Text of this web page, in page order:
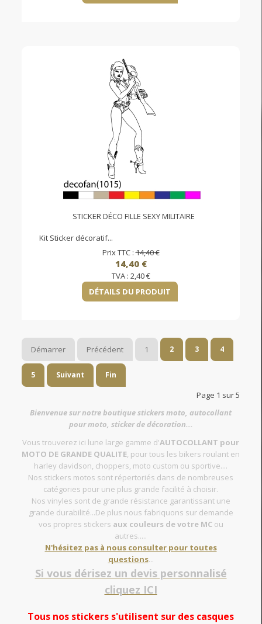
STICKER DÉCO FILLE SEXY MILITAIRE
Kit Sticker décoratif...
Prix TTC :14,40 €
14,40 €
TVA : 2,40 €
DÉTAILS DU PRODUIT
Démarrer Précédent 1 2 3 4
5 Suivant Fin
Page 1 sur 5
Bienvenue sur notre boutique stickers moto, autocollant
pour moto, sticker de décoration...
Vous trouverez ici lune large gamme d'AUTOCOLLANT pour
MOTO DE GRANDE QUALITE, pour tous les bikers roulant en
harley davidson, choppers, moto custom ou sportive....
Nos stickers motos sont répertoriés dans de nombreuses
catégories pour une plus grande facilité à choisir.
Nos vinyles sont de grande résistance garantissant une
grande durabilité...De plus nous fabriquons sur demande
vos propres stickers aux couleurs de votre MCou
autres.....
N'hésitez pas à nous consulter pour toutes
questions...
Si vous dérisez un devis personnalisé
cliquez ICI
Tous nos stickers s'utilisent sur des casques